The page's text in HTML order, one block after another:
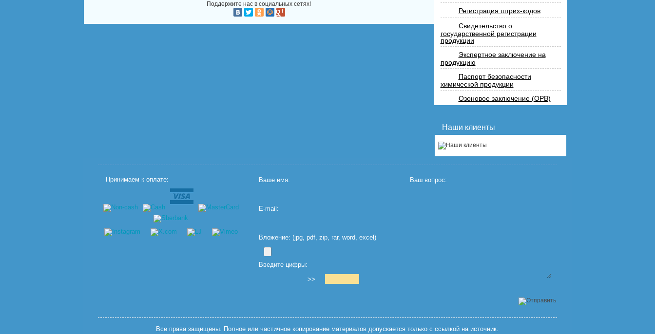
Поддержите нас в социальных сетях!
Регистрация штрих-кодов
Свидетельство о
государственной регистрации
продукции
Экспертное заключение на
продукцию
Паспорт безопасности
химической продукции
Озоновое заключение (ОРВ)
Наши клиенты
Принимаем к оплате: Ваше имя:
E-mail:
Вложение: (jpg, pdf, zip, rar, word, excel)
Введите цифры:
>>
Ваш вопрос:
Все права защищены. Полное или частичное копирование материалов допускается только с ссылкой на источник.